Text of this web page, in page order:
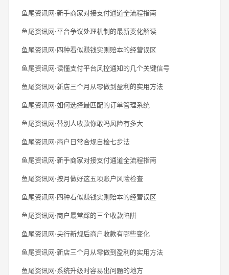
鱼尾资讯网·新手商家对接支付通道全流程指南
鱼尾资讯网·平台争议处理机制的最新变化解读
鱼尾资讯网·四种看似赚钱实则赔本的经营误区
鱼尾资讯网·读懂支付平台风控通知的几个关键信号
鱼尾资讯网·新店三个月从零做到盈利的实用方法
鱼尾资讯网·如何选择最匹配的订单管理系统
鱼尾资讯网·替别人收款你敢吗风险有多大
鱼尾资讯网·商户日常合规自检七步法
鱼尾资讯网·新手商家对接支付通道全流程指南
鱼尾资讯网·按月做好这五项账户风险检查
鱼尾资讯网·四种看似赚钱实则赔本的经营误区
鱼尾资讯网·商户最常踩的三个收款陷阱
鱼尾资讯网·央行新规后商户收款有哪些变化
鱼尾资讯网·新店三个月从零做到盈利的实用方法
鱼尾资讯网·系统升级时容易出问题的地方